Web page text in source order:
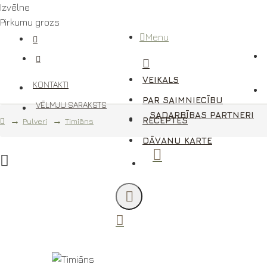
Izvēlne
Pirkumu grozs
KONTAKTI
VĒLMJU SARAKSTS
Menu
VEIKALS
PAR SAIMNIECĪBU
RECEPTES
DĀVANU KARTE
SADARBĪBAS PARTNERI
Pulveri Timiāns